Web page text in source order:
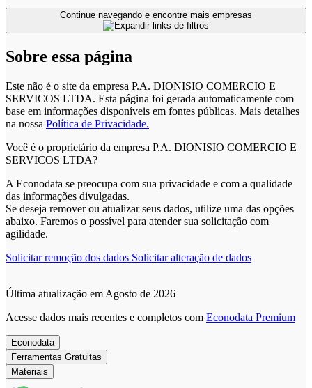
Sobre essa página
Este não é o site da empresa P.A. DIONISIO COMERCIO E
SERVICOS LTDA. Esta página foi gerada automaticamente com
base em informações disponíveis em fontes públicas. Mais detalhes
na nossa Política de Privacidade.
Você é o proprietário da empresa P.A. DIONISIO COMERCIO E
SERVICOS LTDA?
A Econodata se preocupa com sua privacidade e com a qualidade
das informações divulgadas.
Se deseja remover ou atualizar seus dados, utilize uma das opções
abaixo. Faremos o possível para atender sua solicitação com
agilidade.
Solicitar remoção dos dados Solicitar alteração de dados
Última atualização em Agosto de 2026
Acesse dados mais recentes e completos com Econodata Premium
Econodata
Ferramentas Gratuitas
Materiais